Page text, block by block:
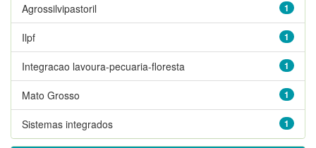
1
Agrossilvipastoril
1
Ilpf
1
Integracao lavoura-pecuaria-floresta
1
Mato Grosso
1
Sistemas integrados